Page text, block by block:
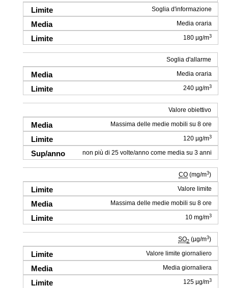
Soglia d'informazione
Media oraria
180 µg/m3
Soglia d'allarme
Media oraria
240 µg/m3
Valore obiettivo
Massima delle medie mobili su 8 ore
120 µg/m3
non più di 25 volte/anno come media su 3 anni
CO (mg/m3)
Valore limite
Massima delle medie mobili su 8 ore
10 mg/m3
SO2 (µg/m3)
Valore limite giornaliero
Media giornaliera
125 µg/m3